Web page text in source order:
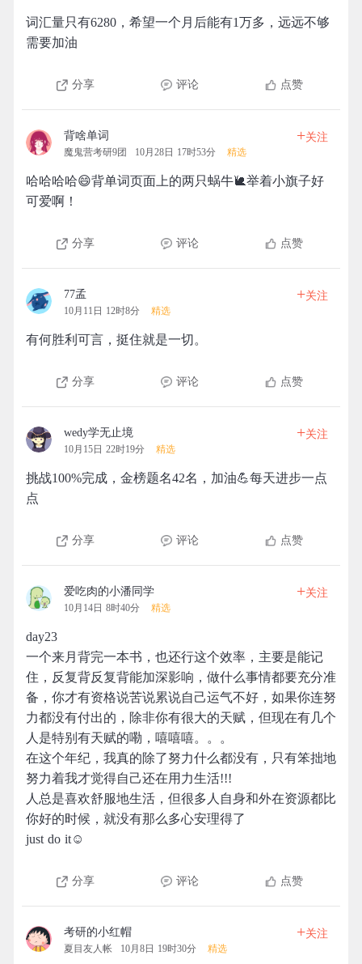
词汇量只有6280，希望一个月后能有1万多，远远不够
需要加油
分享 评论 点赞
背啥单词
魔鬼营考研9团 10月28日 17时53分 精选
+关注
哈哈哈哈😄背单词页面上的两只蜗牛🐌举着小旗子好
可爱啊！
分享 评论 点赞
77孟
10月11日 12时8分 精选
+关注
有何胜利可言，挺住就是一切。
分享 评论 点赞
wedy学无止境
10月15日 22时19分 精选
+关注
挑战100%完成，金榜题名42名，加油💪每天进步一点
点
分享 评论 点赞
爱吃肉的小潘同学
10月14日 8时40分 精选
+关注
day23
一个来月背完一本书，也还行这个效率，主要是能记
住，反复背反复背能加深影响，做什么事情都要充分准
备，你才有资格说苦说累说自己运气不好，如果你连努
力都没有付出的，除非你有很大的天赋，但现在有几个
人是特别有天赋的嘞，嘻嘻嘻。。。
在这个年纪，我真的除了努力什么都没有，只有笨拙地
努力着我才觉得自己还在用力生活!!!
人总是喜欢舒服地生活，但很多人自身和外在资源都比
你好的时候，就没有那么多心安理得了
just do it☺
分享 评论 点赞
考研的小红帽
夏目友人帐 10月8日 19时30分 精选
+关注